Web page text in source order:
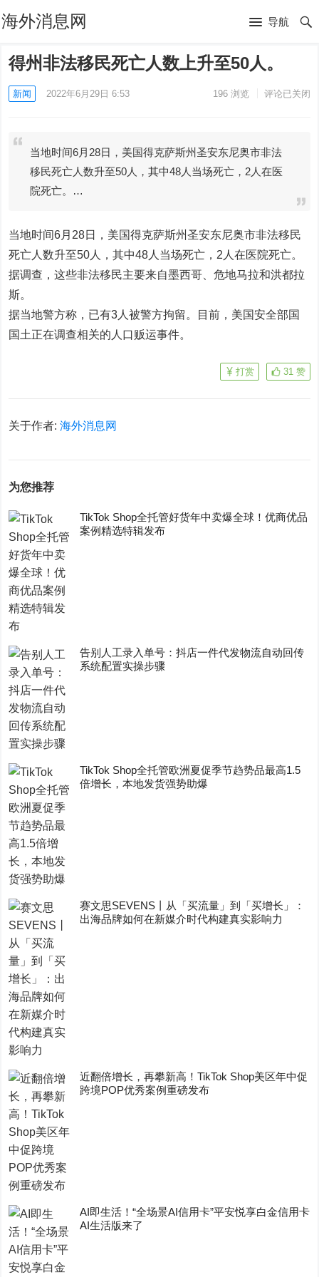
海外消息网 导航
得州非法移民死亡人数上升至50人。
新闻 2022年6月29日 6:53 196浏览 评论已关闭
当地时间6月28日，美国得克萨斯州圣安东尼奥市非法
移民死亡人数升至50人，其中48人当场死亡，2人在医
院死亡。…
当地时间6月28日，美国得克萨斯州圣安东尼奥市非法移民
死亡人数升至50人，其中48人当场死亡，2人在医院死亡。
据调查，这些非法移民主要来自墨西哥、危地马拉和洪都拉
斯。
据当地警方称，已有3人被警方拘留。目前，美国安全部国
国土正在调查相关的人口贩运事件。
31 赞
打赏
关于作者:海外消息网
为您推荐
TikTok Shop全托管好货年中卖爆全球！优商优品
案例精选特辑发布
告别人工录入单号：抖店一件代发物流自动回传
系统配置实操步骤
TikTok Shop全托管欧洲夏促季节趋势品最高1.5
倍增长，本地发货强势助爆
赛文思SEVENS丨从「买流量」到「买增长」：
出海品牌如何在新媒介时代构建真实影响力
近翻倍增长，再攀新高！TikTok Shop美区年中促
跨境POP优秀案例重磅发布
AI即生活！“全场景AI信用卡”平安悦享白金信用卡
AI生活版来了